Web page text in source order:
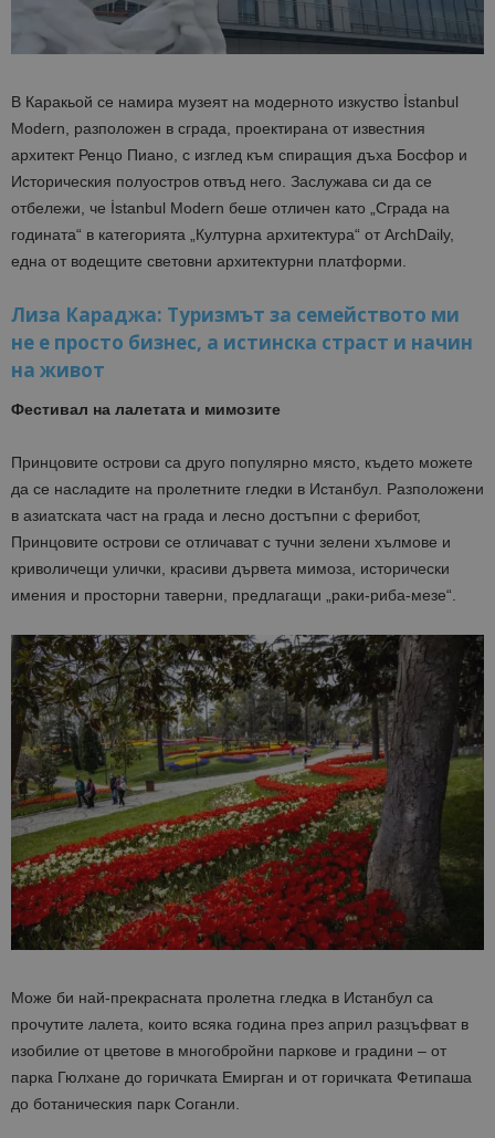
В Каракьой се намира музеят на модерното изкуство İstanbul
Modern, разположен в сграда, проектирана от известния
архитект Ренцо Пиано, с изглед към спиращия дъха Босфор и
Историческия полуостров отвъд него. Заслужава си да се
отбележи, че İstanbul Modern беше отличен като „Сграда на
годината“ в категорията „Културна архитектура“ от ArchDaily,
една от водещите световни архитектурни платформи.
Лиза Караджа: Туризмът за семейството ми
не е просто бизнес, а истинска страст и начин
на живот
Фестивал на лалетата и мимозите
Принцовите острови са друго популярно място, където можете
да се насладите на пролетните гледки в Истанбул. Разположени
в азиатската част на града и лесно достъпни с ферибот,
Принцовите острови се отличават с тучни зелени хълмове и
криволичещи улички, красиви дървета мимоза, исторически
имения и просторни таверни, предлагащи „раки-риба-мезе“.
Може би най-прекрасната пролетна гледка в Истанбул са
прочутите лалета, които всяка година през април разцъфват в
изобилие от цветове в многобройни паркове и градини – от
парка Гюлхане до горичката Емирган и от горичката Фетипаша
до ботаническия парк Соганли.